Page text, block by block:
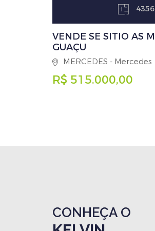
VENDE SE SITIO AS
GUAÇU
MERCEDES - Mercedes
R$ 515.000,00
CONHEÇA O